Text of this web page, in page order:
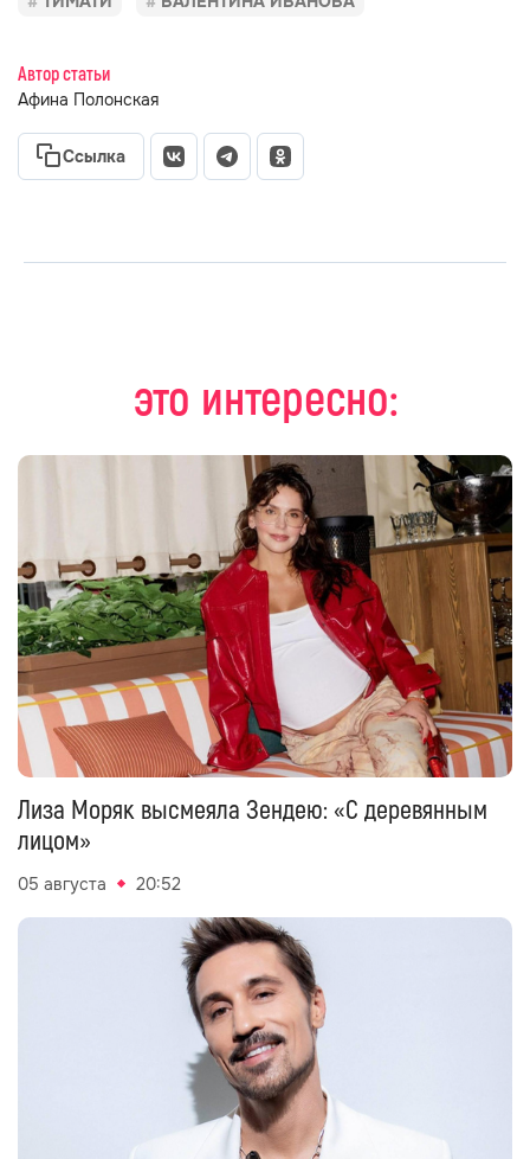
Автор статьи
Афина Полонская
Ссылка
это интересно:
Лиза Моряк высмеяла Зендею: «С деревянным
лицом»
05 августа 20:52